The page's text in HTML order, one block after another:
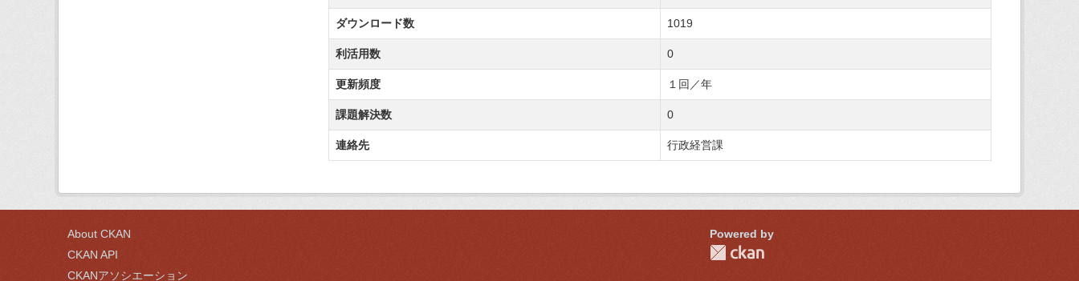
ダウンロード数 1019
利活用数 0
更新頻度 １回／年
課題解決数 0
連絡先 行政経営課
About CKAN
CKAN API
CKANアソシエーション
Powered by